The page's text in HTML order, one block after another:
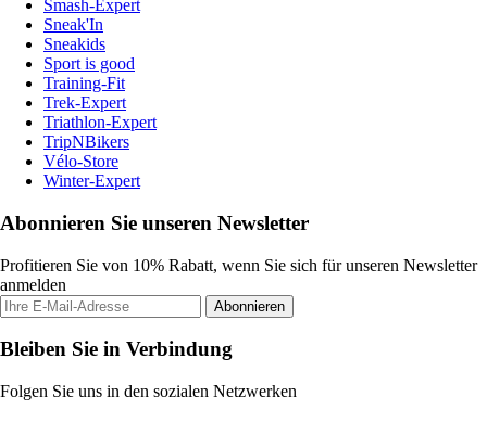
Smash-Expert
Sneak'In
Sneakids
Sport is good
Training-Fit
Trek-Expert
Triathlon-Expert
TripNBikers
Vélo-Store
Winter-Expert
Abonnieren Sie unseren Newsletter
Profitieren Sie von 10% Rabatt, wenn Sie sich für unseren Newsletter
anmelden
Abonnieren
Bleiben Sie in Verbindung
Folgen Sie uns in den sozialen Netzwerken